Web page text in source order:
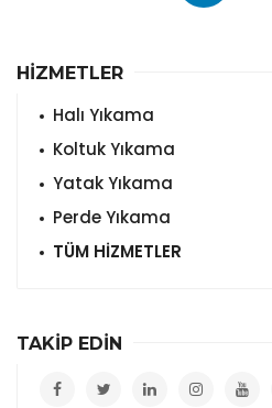
HİZMETLER
Halı Yıkama
Koltuk Yıkama
Yatak Yıkama
Perde Yıkama
TÜM HİZMETLER
TAKİP EDİN